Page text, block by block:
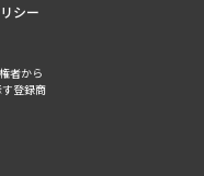
シー
者から
登録商